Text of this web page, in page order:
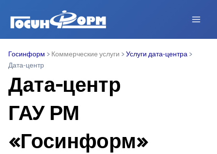
Госинформ > Коммерческие услуги >Услуги дата-центра >
Дата-центр
Дата-центр
ГАУ РМ
«Госинформ»